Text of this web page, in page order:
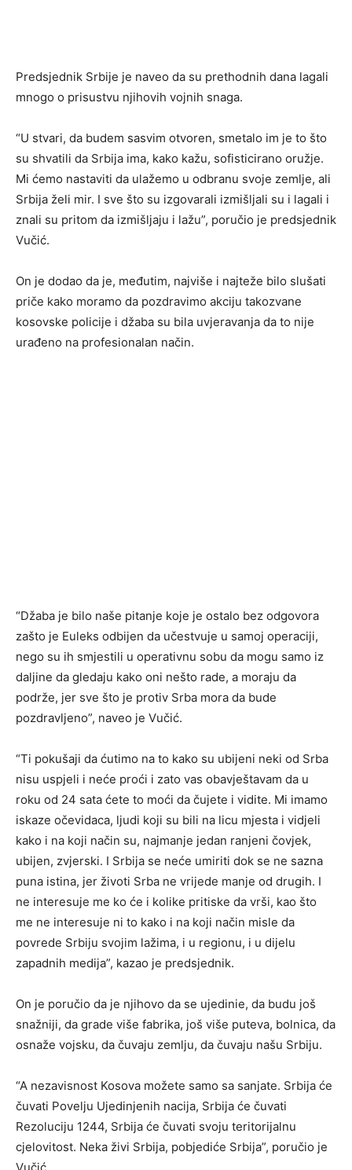
Predsjednik Srbije je naveo da su prethodnih dana lagali
mnogo o prisustvu njihovih vojnih snaga.
“U stvari, da budem sasvim otvoren, smetalo im je to što
su shvatili da Srbija ima, kako kažu, sofisticirano oružje.
Mi ćemo nastaviti da ulažemo u odbranu svoje zemlje, ali
Srbija želi mir. I sve što su izgovarali izmišljali su i lagali i
znali su pritom da izmišljaju i lažu”, poručio je predsjednik
Vučić.
On je dodao da je, međutim, najviše i najteže bilo slušati
priče kako moramo da pozdravimo akciju takozvane
kosovske policije i džaba su bila uvjeravanja da to nije
urađeno na profesionalan način.
“Džaba je bilo naše pitanje koje je ostalo bez odgovora
zašto je Euleks odbijen da učestvuje u samoj operaciji,
nego su ih smjestili u operativnu sobu da mogu samo iz
daljine da gledaju kako oni nešto rade, a moraju da
podrže, jer sve što je protiv Srba mora da bude
pozdravljeno”, naveo je Vučić.
“Ti pokušaji da ćutimo na to kako su ubijeni neki od Srba
nisu uspjeli i neće proći i zato vas obavještavam da u
roku od 24 sata ćete to moći da čujete i vidite. Mi imamo
iskaze očevidaca, ljudi koji su bili na licu mjesta i vidjeli
kako i na koji način su, najmanje jedan ranjeni čovjek,
ubijen, zvjerski. I Srbija se neće umiriti dok se ne sazna
puna istina, jer životi Srba ne vrijede manje od drugih. I
ne interesuje me ko će i kolike pritiske da vrši, kao što
me ne interesuje ni to kako i na koji način misle da
povrede Srbiju svojim lažima, i u regionu, i u dijelu
zapadnih medija”, kazao je predsjednik.
On je poručio da je njihovo da se ujedinie, da budu još
snažniji, da grade više fabrika, još više puteva, bolnica, da
osnaže vojsku, da čuvaju zemlju, da čuvaju našu Srbiju.
“A nezavisnost Kosova možete samo sa sanjate. Srbija će
čuvati Povelju Ujedinjenih nacija, Srbija će čuvati
Rezoluciju 1244, Srbija će čuvati svoju teritorijalnu
cjelovitost. Neka živi Srbija, pobjediće Srbija”, poručio je
Vučić.